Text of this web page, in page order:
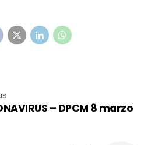
– DPCM 8 marzo